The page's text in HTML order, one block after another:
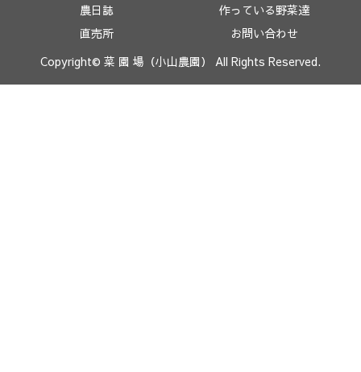
農日誌
作っている野菜達
直売所
お問い合わせ
Copyright© 菜 園 場（小山農園） All Rights Reserved.